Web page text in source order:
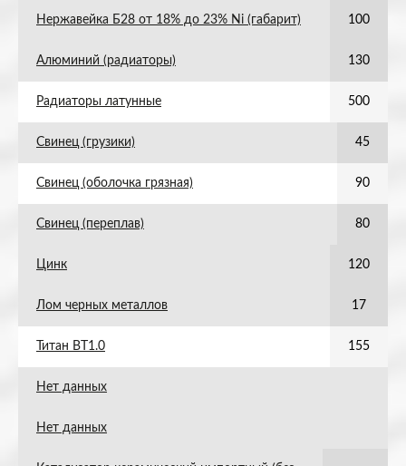
Нержавейка Б28 от 18% до 23% Ni (габарит) 100
Алюминий (радиаторы) 130
Радиаторы латунные 500
Свинец (грузики) 45
Свинец (оболочка грязная) 90
Свинец (переплав) 80
Цинк 120
Лом черных металлов 17
Титан ВТ1.0 155
Нет данных
Нет данных